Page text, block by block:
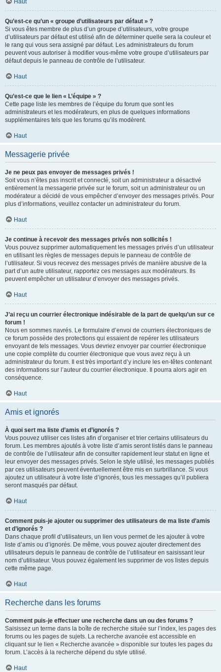
Haut
Qu’est-ce qu’un « groupe d’utilisateurs par défaut » ?
Si vous êtes membre de plus d’un groupe d’utilisateurs, votre groupe
d’utilisateurs par défaut est utilisé afin de déterminer quelle sera la couleur et
le rang qui vous sera assigné par défaut. Les administrateurs du forum
peuvent vous autoriser à modifier vous-même votre groupe d’utilisateurs par
défaut depuis le panneau de contrôle de l’utilisateur.
Haut
Qu’est-ce que le lien « L’équipe » ?
Cette page liste les membres de l’équipe du forum que sont les
administrateurs et les modérateurs, en plus de quelques informations
supplémentaires tels que les forums qu’ils modèrent.
Haut
Messagerie privée
Je ne peux pas envoyer de messages privés !
Soit vous n’êtes pas inscrit et connecté, soit un administrateur a désactivé
entièrement la messagerie privée sur le forum, soit un administrateur ou un
modérateur a décidé de vous empêcher d’envoyer des messages privés. Pour
plus d’informations, veuillez contacter un administrateur du forum.
Haut
Je continue à recevoir des messages privés non sollicités !
Vous pouvez supprimer automatiquement les messages privés d’un utilisateur
en utilisant les règles de messages depuis le panneau de contrôle de
l’utilisateur. Si vous recevez des messages privés de manière abusive de la
part d’un autre utilisateur, rapportez ces messages aux modérateurs. Ils
peuvent empêcher un utilisateur d’envoyer des messages privés.
Haut
J’ai reçu un courrier électronique indésirable de la part de quelqu’un sur ce
forum !
Nous en sommes navrés. Le formulaire d’envoi de courriers électroniques de
ce forum possède des protections qui essaient de repérer les utilisateurs
envoyant de tels messages. Vous devriez envoyer par courrier électronique
une copie complète du courrier électronique que vous avez reçu à un
administrateur du forum. Il est très important d’y inclure les en-têtes contenant
des informations sur l’auteur du courrier électronique. Il pourra alors agir en
conséquence.
Haut
Amis et ignorés
À quoi sert ma liste d’amis et d’ignorés ?
Vous pouvez utiliser ces listes afin d’organiser et trier certains utilisateurs du
forum. Les membres ajoutés à votre liste d’amis seront listés dans le panneau
de contrôle de l’utilisateur afin de consulter rapidement leur statut en ligne et
leur envoyer des messages privés. Selon le style utilisé, les messages publiés
par ces utilisateurs peuvent éventuellement être mis en surbrillance. Si vous
ajoutez un utilisateur à votre liste d’ignorés, tous les messages qu’il publiera
seront masqués par défaut.
Haut
Comment puis-je ajouter ou supprimer des utilisateurs de ma liste d’amis
et d’ignorés ?
Dans chaque profil d’utilisateurs, un lien vous permet de les ajouter à votre
liste d’amis ou d’ignorés. De même, vous pouvez ajouter directement des
utilisateurs depuis le panneau de contrôle de l’utilisateur en saisissant leur
nom d’utilisateur. Vous pouvez également les supprimer de vos listes depuis
cette même page.
Haut
Recherche dans les forums
Comment puis-je effectuer une recherche dans un ou des forums ?
Saisissez un terme dans la boîte de recherche située sur l’index, les pages des
forums ou les pages de sujets. La recherche avancée est accessible en
cliquant sur le lien « Recherche avancée » disponible sur toutes les pages du
forum. L’accès à la recherche dépend du style utilisé.
Haut